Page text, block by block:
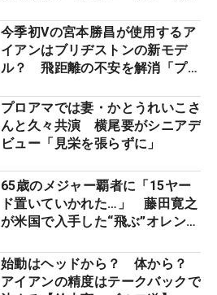
今季初Vの宮本勝昌が使用するア
イアンはブリヂストンの新モデ
ル？ 飛距離の不安を解消「プラ
プロアマでは妻・かとうれいこさ
んと久々共演 横尾要がシニアデ
ビュー「見栄を張らずに」
65歳のメジャー覇者に「15ヤー
ド置いていかれた…」 藤田寛之
が米国で入手した“飛ぶ”オレンジ
始動はヘッドから？ 体から？
アイアンの精度はテークバックで